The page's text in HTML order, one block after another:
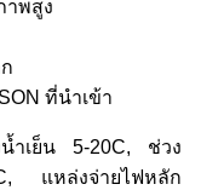
าพสูง
ที่นำเข้า
ำเย็น 5-20C, ช่วง
แหล่งจ่ายไฟหลัก